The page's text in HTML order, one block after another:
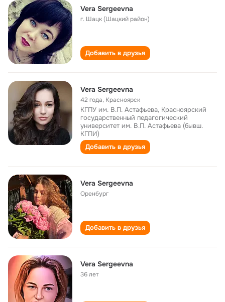
Vera Sergeevna
г. Шацк (Шацкий район)
Добавить в друзья
Vera Sergeevna
42 года, Красноярск
КГПУ им. В.П. Астафьева, Красноярский
государственный педагогический
университет им. В.П. Астафьева (бывш.
КГПИ)
Добавить в друзья
Vera Sergeevna
Оренбург
Добавить в друзья
Vera Sergeevna
36 лет